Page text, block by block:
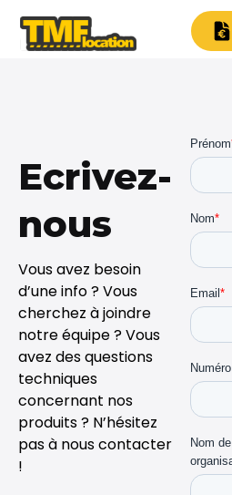
Ecrivez-
nous
Vous avez besoin
d’une info ? Vous
cherchez à joindre
notre équipe ? Vous
avez des questions
techniques
concernant nos
produits ? N’hésitez
pas à nous contacter
!